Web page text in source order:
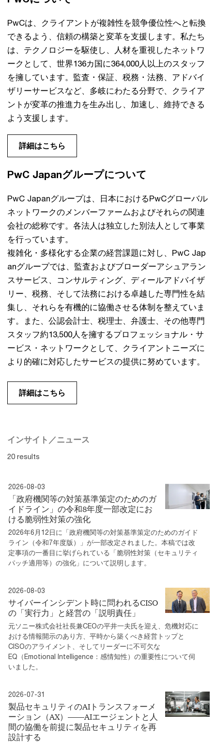
PwCは、クライアントが複雑性を競争優位性へと転換
できるよう、信頼の構築と変革を支援します。私たち
は、テクノロジーを駆使し、人材を重視したネットワ
ークとして、世界136カ国に364,000人以上のスタッフ
を擁しています。監査・保証、税務・法務、アドバイ
ザリーサービスなど、多岐にわたる分野で、クライア
ントが変革の推進力を生み出し、加速し、維持できる
よう支援します。
詳細はこちら
PwC Japanグループについて
PwC Japanグループは、日本におけるPwCグローバル
ネットワークのメンバーファームおよびそれらの関連
会社の総称です。各法人は独立した別法人として事業
を行っています。
複雑化・多様化する企業の経営課題に対し、PwC Jap
anグループでは、監査およびブローダーアシュアラン
スサービス、コンサルティング、ディールアドバイザ
リー、税務、そして法務における卓越した専門性を結
集し、それらを有機的に協働させる体制を整えていま
す。また、公認会計士、税理士、弁護士、その他専門
スタッフ約13,500人を擁するプロフェッショナル・サ
ービス・ネットワークとして、クライアントニーズに
より的確に対応したサービスの提供に努めています。
詳細はこちら
インサイト／ニュース
20 results
2026-08-03
「政府機関等の対策基準策定のためのガ
イドライン」の令和8年度一部改定にお
ける脆弱性対策の強化
2026年6月12日に「政府機関等の対策基準策定のためのガイド
ライン（令和7年度版）」が一部改定されました。本稿では改
定事項の一番目に挙げられている「脆弱性対策（セキュリティ
パッチ適用等）の強化」について説明します。
2026-08-03
サイバーインシデント時に問われるCISO
の「実行力」と経営の「説明責任」
元ソニー株式会社社長兼CEOの平井一夫氏を迎え、危機対応に
おける情報開示のあり方、平時から築くべき経営トップと
CISOのアライメント、そしてリーダーに不可欠な
EQ（Emotional Intelligence：感情知性）の重要性について伺
いました。
2026-07-31
製品セキュリティのAIトランスフォーメ
ーション（AX）――AIエージェントと人
間の協働を前提に製品セキュリティを再
設計する